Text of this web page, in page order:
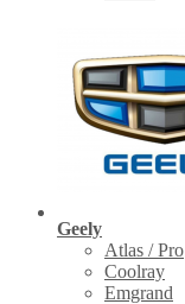
Geely
Atlas / Pro
Coolray
Emgrand